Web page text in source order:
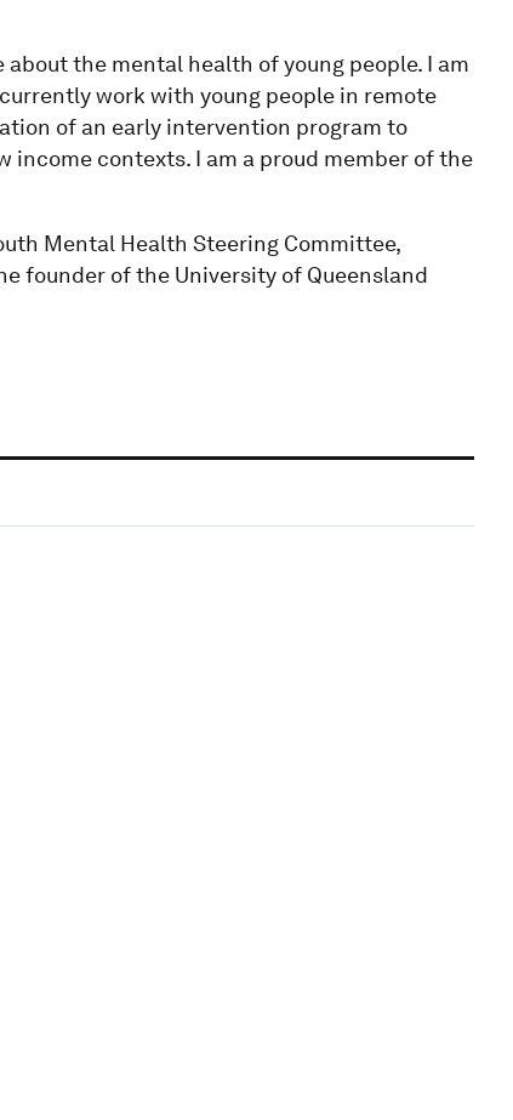
the mental health of young people. I am
work with young people in remote
of an early intervention program to
contexts. I am a proud member of the
Mental Health Steering Committee,
founder of the University of Queensland